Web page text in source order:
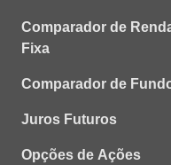
Comparador de
Fixa
Comparador de
Juros Futuros
Opções de Ações